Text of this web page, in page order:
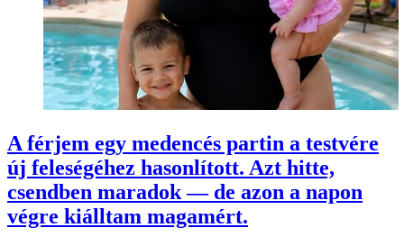
A férjem egy medencés partin a testvére
új feleségéhez hasonlított. Azt hitte,
csendben maradok — de azon a napon
végre kiálltam magamért.